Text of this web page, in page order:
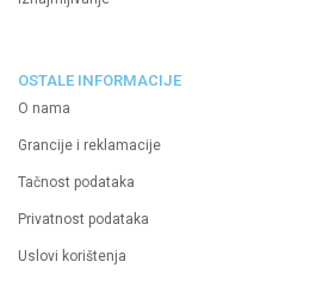
OSTALE INFORMACIJE
O nama
Grancije i reklamacije
Tačnost podataka
Privatnost podataka
Uslovi korištenja